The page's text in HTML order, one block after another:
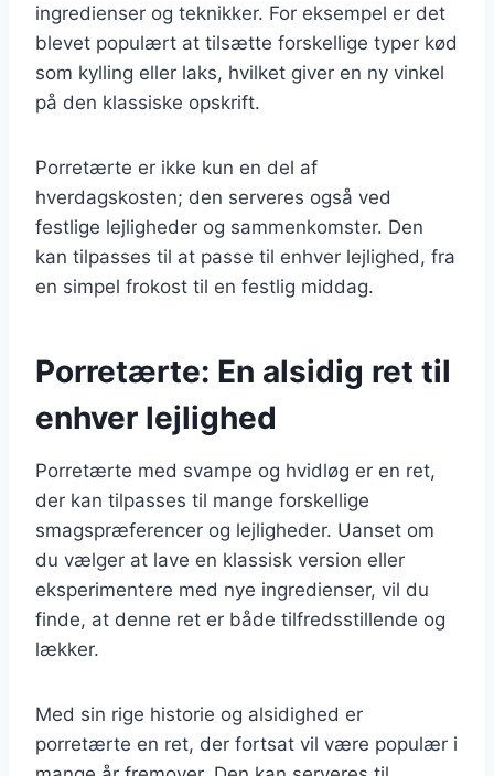
ingredienser og teknikker. For eksempel er det
blevet populært at tilsætte forskellige typer kød
som kylling eller laks, hvilket giver en ny vinkel
på den klassiske opskrift.
Porretærte er ikke kun en del af
hverdagskosten; den serveres også ved
festlige lejligheder og sammenkomster. Den
kan tilpasses til at passe til enhver lejlighed, fra
en simpel frokost til en festlig middag.
Porretærte: En alsidig ret til
enhver lejlighed
Porretærte med svampe og hvidløg er en ret,
der kan tilpasses til mange forskellige
smagspræferencer og lejligheder. Uanset om
du vælger at lave en klassisk version eller
eksperimentere med nye ingredienser, vil du
finde, at denne ret er både tilfredsstillende og
lækker.
Med sin rige historie og alsidighed er
porretærte en ret, der fortsat vil være populær i